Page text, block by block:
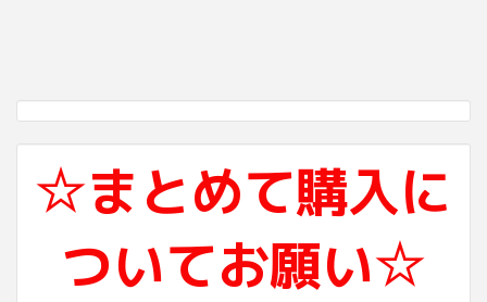
☆まとめて購入に
ついてお願い☆